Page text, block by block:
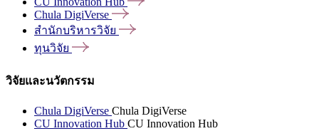
Chula DigiVerse
สำนักบริหารวิจัย
ทุนวิจัย
วิจัยและนวัตกรรม
Chula DigiVerse Chula DigiVerse
CU Innovation Hub CU Innovation Hub